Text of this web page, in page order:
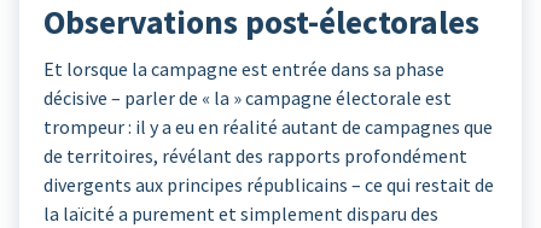
Observations post-électorales
Et lorsque la campagne est entrée dans sa phase
décisive – parler de « la » campagne électorale est
trompeur : il y a eu en réalité autant de campagnes que
de territoires, révélant des rapports profondément
divergents aux principes républicains – ce qui restait de
la laïcité a purement et simplement disparu des